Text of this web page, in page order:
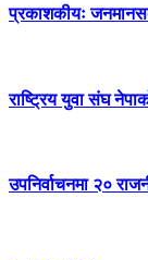
प्रकाशकीयः
राष्ट्रिय युवा संघ
उपनिर्वाचनमा २०